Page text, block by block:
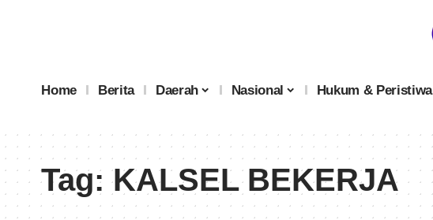
Home Berita Daerah Nasional Hukum & Peristiwa
Tag:KALSEL BEKERJA